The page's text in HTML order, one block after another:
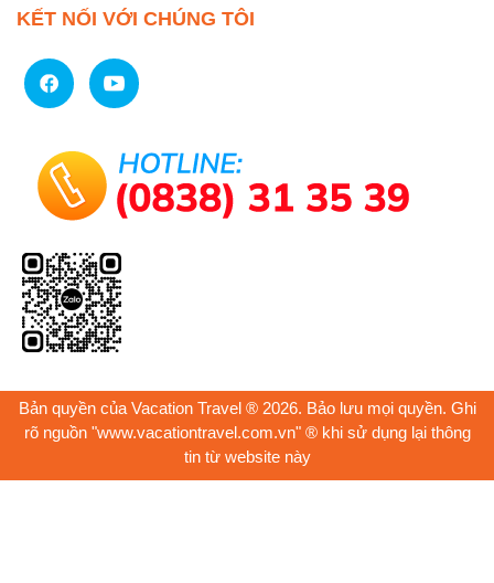
KẾT NỐI VỚI CHÚNG TÔI
Bản quyền của Vacation Travel ® 2026. Bảo lưu mọi quyền. Ghi
rõ nguồn "www.vacationtravel.com.vn" ® khi sử dụng lại thông
tin từ website này